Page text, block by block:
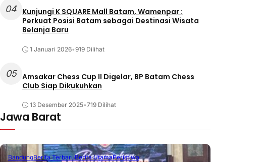
04 Kunjungi K SQUARE Mall Batam, Wamenpar :
Perkuat Posisi Batam sebagai Destinasi Wisata
Belanja Baru
1 Januari 2026•919 Dilihat
05 Amsakar Chess Cup II Digelar, BP Batam Chess
Club Siap Dikukuhkan
13 Desember 2025•719 Dilihat
Jawa Barat
BandungBerita TerbaruBerita UtamaPeristiwa